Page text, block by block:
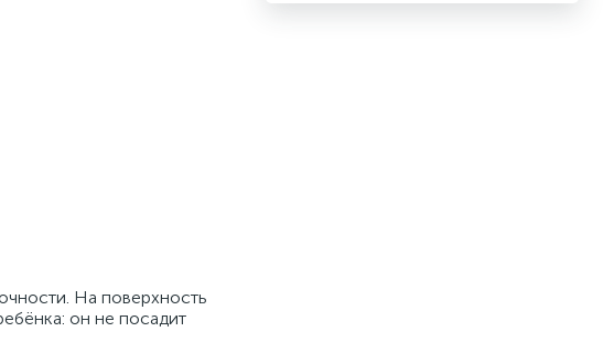
На поверхность
он не посадит